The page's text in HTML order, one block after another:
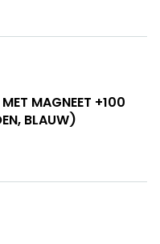
MAGNEET +100
BLAUW)